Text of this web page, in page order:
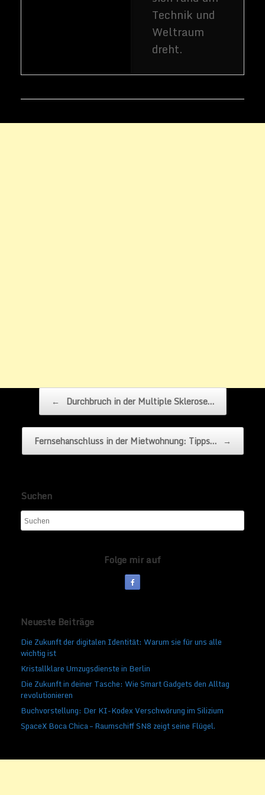
Beitragsnavigation
← Durchbruch in der Multiple Sklerose…
Fernsehanschluss in der Mietwohnung: Tipps… →
Suchen
Folge mir auf
Neueste Beiträge
Die Zukunft der digitalen Identität: Warum sie für uns alle
wichtig ist
Kristallklare Umzugsdienste in Berlin
Die Zukunft in deiner Tasche: Wie Smart Gadgets den Alltag
revolutionieren
Buchvorstellung: Der KI-Kodex Verschwörung im Silizium
SpaceX Boca Chica – Raumschiff SN8 zeigt seine Flügel.